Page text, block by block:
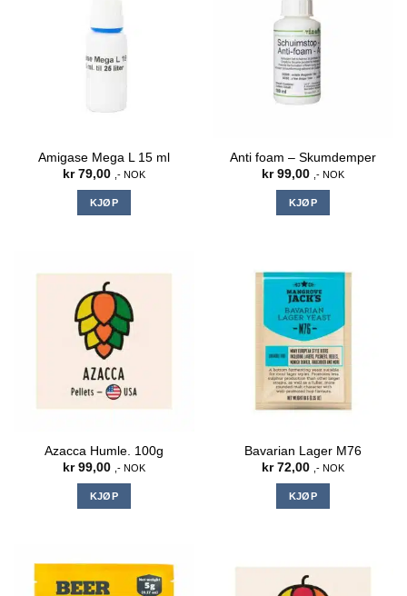
Amigase Mega L 15 ml
kr79,00 ,- NOK
KJØP
Anti foam – Skumdemper
kr99,00 ,- NOK
KJØP
Azacca Humle. 100g
kr99,00 ,- NOK
KJØP
Bavarian Lager M76
kr72,00 ,- NOK
KJØP